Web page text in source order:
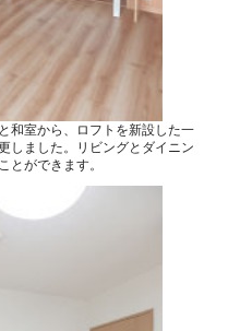
和室から、ロフトを新設した一
しました。リビングとダイニン
とができます。